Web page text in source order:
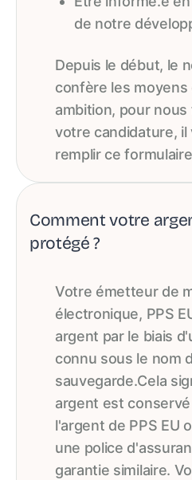
de notre
Depuis le début, le
confère les moyens
ambition, pour
votre candidature,
remplir ce
Comment votre
protégé ?
Votre émetteur de
électronique, PPS
argent par le biais
connu sous le nom
sauvegarde.Cela
argent est
l'argent de PPS EU
une police
garantie similaire.